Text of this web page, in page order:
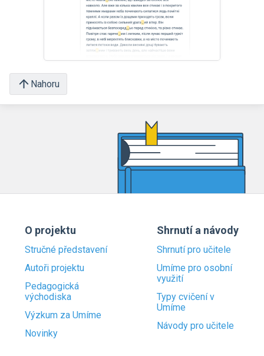
Nahoru
O projektu
Stručné představení
Autoři projektu
Pedagogická
východiska
Výzkum za Umíme
Novinky
Shrnutí a návody
Shrnutí pro učitele
Umíme pro osobní
využití
Typy cvičení v
Umíme
Návody pro učitele